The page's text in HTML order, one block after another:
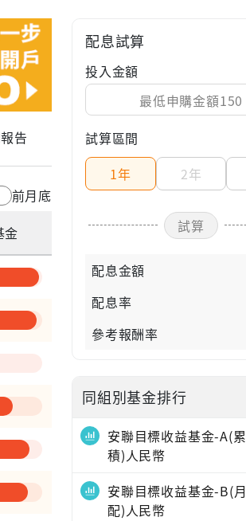
告
—
前月底
金
配息試算
投入金額
試算區間
1年
2年
試算
配息金額
配息率
參考報酬率
同組別基金排行
安聯目標收益基金-A(累
積)人民幣
安聯目標收益基金-B(月
配)人民幣